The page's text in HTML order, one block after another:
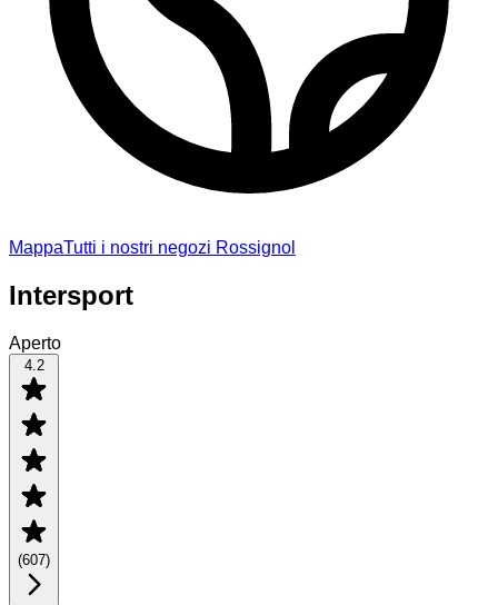
MappaTutti i nostri negozi Rossignol
Intersport
Aperto
4.2
(607)